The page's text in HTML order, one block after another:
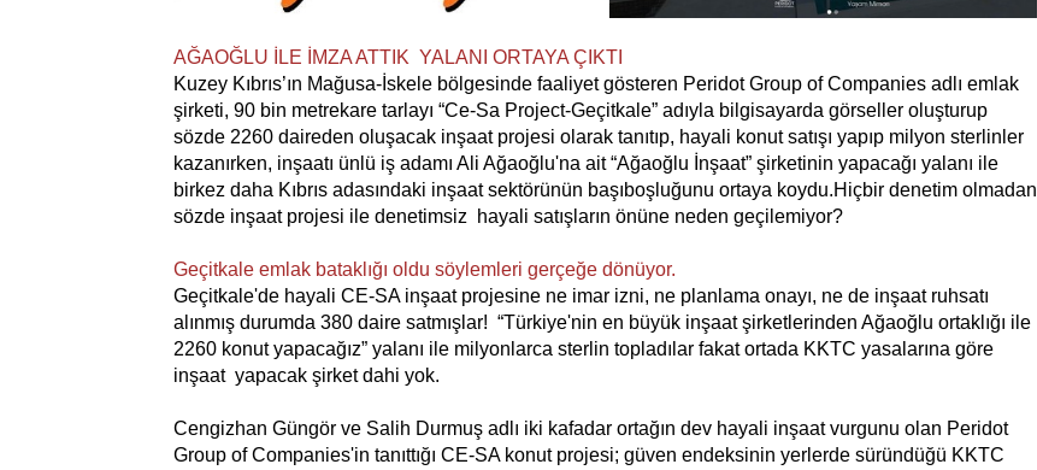
AĞAOĞLU İLE İMZA ATTIK YALANI ORTAYA ÇIKTI
Kuzey Kıbrıs’ın Mağusa-İskele bölgesinde faaliyet gösteren Peridot Group of Companies adlı emlak
şirketi, 90 bin metrekare tarlayı “Ce-Sa Project-Geçitkale” adıyla bilgisayarda görseller oluşturup
sözde 2260 daireden oluşacak inşaat projesi olarak tanıtıp, hayali konut satışı yapıp milyon sterlinler
kazanırken, inşaatı ünlü iş adamı Ali Ağaoğlu'na ait “Ağaoğlu İnşaat” şirketinin yapacağı yalanı ile
birkez daha Kıbrıs adasındaki inşaat sektörünün başıboşluğunu ortaya koydu.Hiçbir denetim olmadan
sözde inşaat projesi ile denetimsiz
hayali satışların önüne neden geçilemiyor?
Geçitkale emlak bataklığı oldu söylemleri gerçeğe dönüyor.
Geçitkale'de hayali CE-SA inşaat projesine ne imar izni, ne planlama onayı, ne de inşaat ruhsatı
alınmış durumda 380 daire satmışlar! “Türkiye'nin en büyük inşaat şirketlerinden Ağaoğlu ortaklığı ile
2260 konut yapacağız” yalanı ile milyonlarca sterlin topladılar fakat ortada KKTC yasalarına göre
inşaat yapacak şirket dahi yok.
Cengizhan Güngör ve Salih Durmuş adlı iki kafadar ortağın dev hayali inşaat vurgunu olan Peridot
Group of Companies'in tanıttığı CE-SA konut projesi; güven endeksinin yerlerde süründüğü KKTC